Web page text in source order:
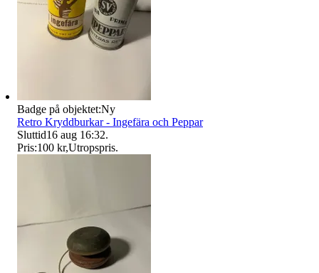
Badge på objektet:Ny
Retro Kryddburkar - Ingefära och Peppar
Sluttid16 aug 16:32.
Pris:100 kr,Utropspris.